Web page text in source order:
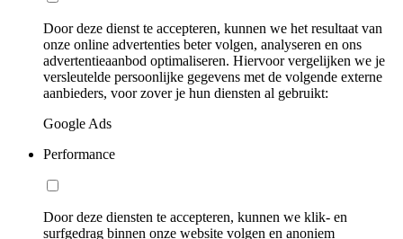
Door deze dienst te accepteren, kunnen we het resultaat van
onze online advertenties beter volgen, analyseren en ons
advertentieaanbod optimaliseren. Hiervoor vergelijken we je
versleutelde persoonlijke gegevens met de volgende externe
aanbieders, voor zover je hun diensten al gebruikt:
Google Ads
Performance
Door deze diensten te accepteren, kunnen we klik- en
surfgedrag binnen onze website volgen en anoniem